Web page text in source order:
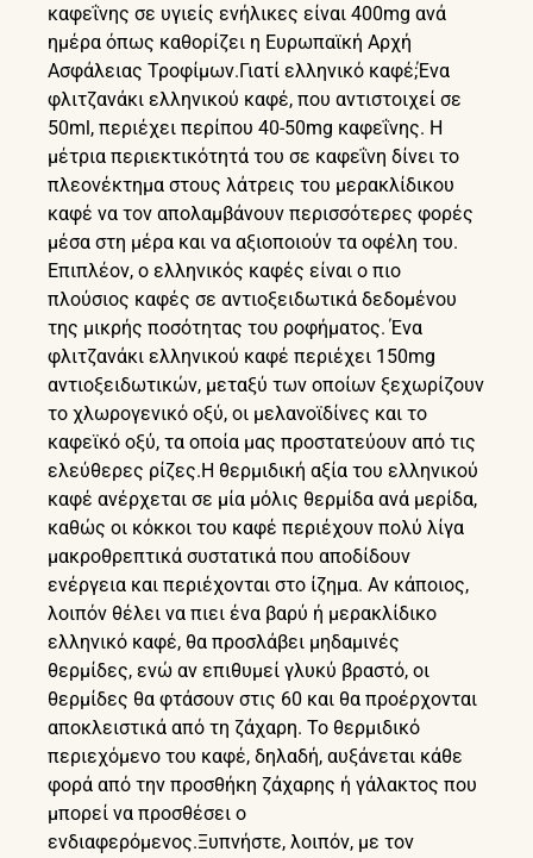
καφεΐνης σε υγιείς ενήλικες είναι 400mg ανά
ημέρα όπως καθορίζει η Ευρωπαϊκή Αρχή
Ασφάλειας Τροφίμων.Γιατί ελληνικό καφέ;Ένα
φλιτζανάκι ελληνικού καφέ, που αντιστοιχεί σε
50ml, περιέχει περίπου 40-50mg καφεΐνης. Η
μέτρια περιεκτικότητά του σε καφεΐνη δίνει το
πλεονέκτημα στους λάτρεις του μερακλίδικου
καφέ να τον απολαμβάνουν περισσότερες φορές
μέσα στη μέρα και να αξιοποιούν τα οφέλη του.
Επιπλέον, ο ελληνικός καφές είναι ο πιο
πλούσιος καφές σε αντιοξειδωτικά δεδομένου
της μικρής ποσότητας του ροφήματος. Ένα
φλιτζανάκι ελληνικού καφέ περιέχει 150mg
αντιοξειδωτικών, μεταξύ των οποίων ξεχωρίζουν
το χλωρογενικό οξύ, οι μελανοϊδίνες και το
καφεϊκό οξύ, τα οποία μας προστατεύουν από τις
ελεύθερες ρίζες.Η θερμιδική αξία του ελληνικού
καφέ ανέρχεται σε μία μόλις θερμίδα ανά μερίδα,
καθώς οι κόκκοι του καφέ περιέχουν πολύ λίγα
μακροθρεπτικά συστατικά που αποδίδουν
ενέργεια και περιέχονται στο ίζημα. Αν κάποιος,
λοιπόν θέλει να πιει ένα βαρύ ή μερακλίδικο
ελληνικό καφέ, θα προσλάβει μηδαμινές
θερμίδες, ενώ αν επιθυμεί γλυκύ βραστό, οι
θερμίδες θα φτάσουν στις 60 και θα προέρχονται
αποκλειστικά από τη ζάχαρη. Το θερμιδικό
περιεχόμενο του καφέ, δηλαδή, αυξάνεται κάθε
φορά από την προσθήκη ζάχαρης ή γάλακτος που
μπορεί να προσθέσει ο
ενδιαφερόμενος.Ξυπνήστε, λοιπόν, με τον